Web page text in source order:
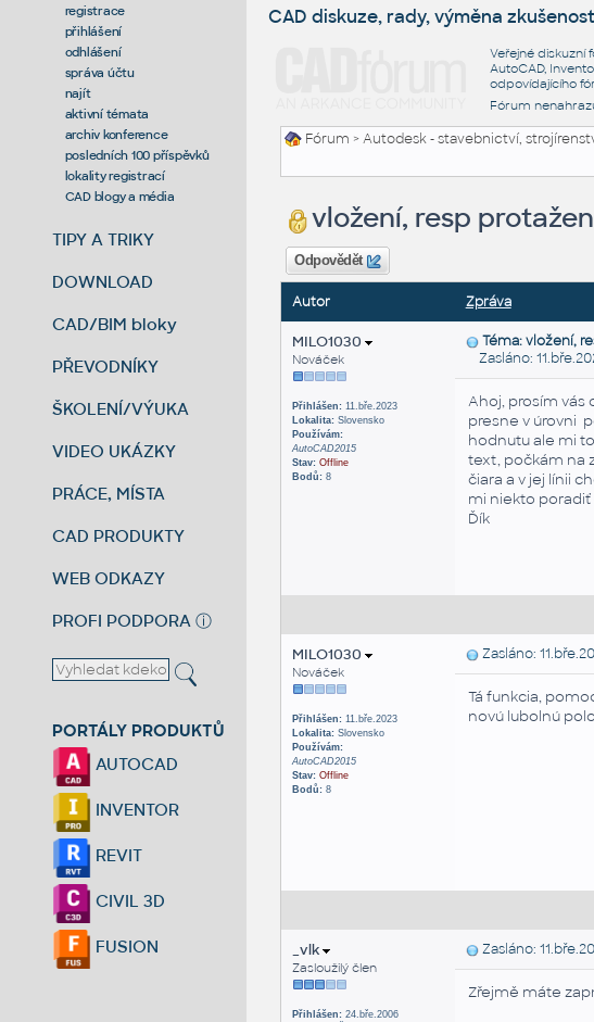
registrace
přihlášení
odhlášení
správa účtu
najít
aktivní témata
archiv konference
posledních 100 příspěvků
lokality registrací
CAD blogy a média
TIPY A TRIKY
DOWNLOAD
CAD/BIM bloky
PŘEVODNÍKY
ŠKOLENÍ/VÝUKA
VIDEO UKÁZKY
PRÁCE, MÍSTA
CAD PRODUKTY
WEB ODKAZY
PROFI PODPORA ⓘ
PORTÁLY PRODUKTŮ
AUTOCAD
INVENTOR
REVIT
CIVIL 3D
FUSION
CAD diskuze, rady, výměna
Veřejné diskuzní
AutoCAD,
odpovídajícího
Fórum
Fórum >Autodesk - stavebnictví,
vložení, resp
Odpovědět
Autor Zpráva
MILO1030
Nováček
Přihlášen:11.bře.2023
Lokalita:Slovensko
Používám:
AutoCAD2015
Stav: Offline
Bodů:8
Téma: vložení,
Zasláno:
Ahoj, prosím vás
presne v úrovni
hodnutu ale mi
text, počkám na
čiara a v jej línii
mi niekto
Ďík
MILO1030
Nováček
Přihlášen:11.bře.2023
Lokalita:Slovensko
Používám:
AutoCAD2015
Stav: Offline
Bodů:8
Zasláno:
Tá funkcia,
novú lubolnú
_vlk
Zasloužilý člen
Přihlášen:24.bře.2006
Zasláno:
Zřejmě máte